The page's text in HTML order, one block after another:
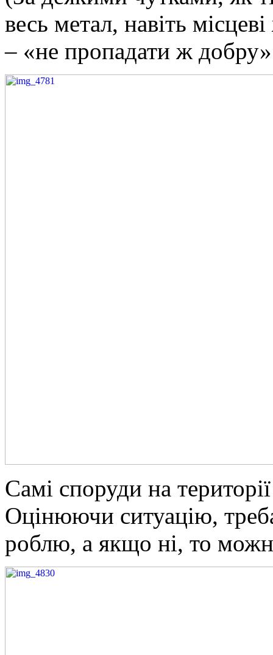
весь метал, навіть
– «не пропадати ж
Самі споруди на
Оцінюючи ситуацію,
роблю, а якщо ні, то